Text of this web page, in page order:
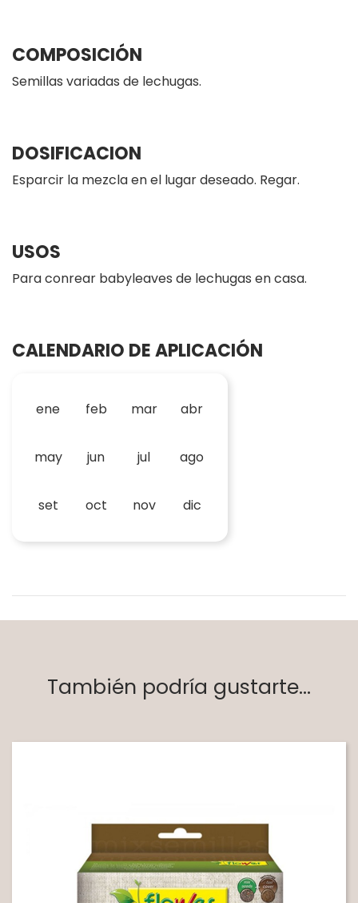
COMPOSICIÓN
Semillas variadas de lechugas.
DOSIFICACION
Esparcir la mezcla en el lugar deseado. Regar.
USOS
Para conrear babyleaves de lechugas en casa.
CALENDARIO DE APLICACIÓN
ene feb mar abr
may jun jul ago
set oct nov dic
También podría gustarte...